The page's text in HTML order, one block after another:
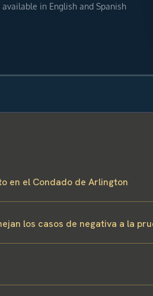
in English and Spanish
en el Condado de Arlington
los casos de negativa a la